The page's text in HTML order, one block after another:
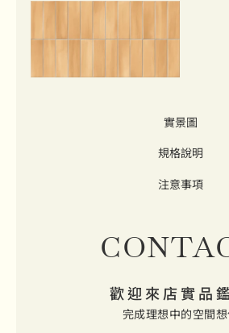
實景圖
規格說明
注意事項
歡迎來店實品
完成理想中的空間